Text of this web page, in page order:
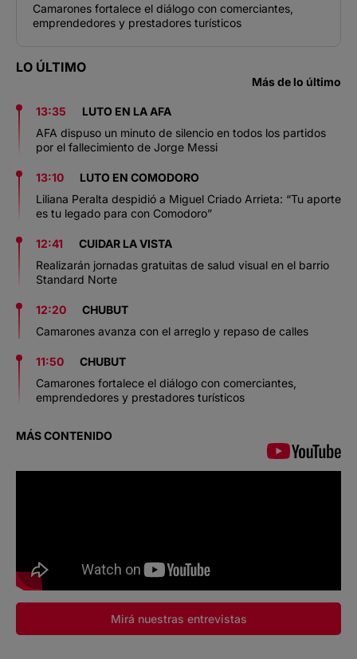
Camarones fortalece el diálogo con comerciantes,
emprendedores y prestadores turísticos
LO ÚLTIMO
Más de lo último
13:35
LUTO EN LA AFA
AFA dispuso un minuto de silencio en todos los partidos
por el fallecimiento de Jorge Messi
13:10
LUTO EN COMODORO
Liliana Peralta despidió a Miguel Criado Arrieta: “Tu aporte
es tu legado para con Comodoro”
12:41
CUIDAR LA VISTA
Realizarán jornadas gratuitas de salud visual en el barrio
Standard Norte
12:20
CHUBUT
Camarones avanza con el arreglo y repaso de calles
11:50
CHUBUT
Camarones fortalece el diálogo con comerciantes,
emprendedores y prestadores turísticos
MÁS CONTENIDO
Mirá nuestras entrevistas